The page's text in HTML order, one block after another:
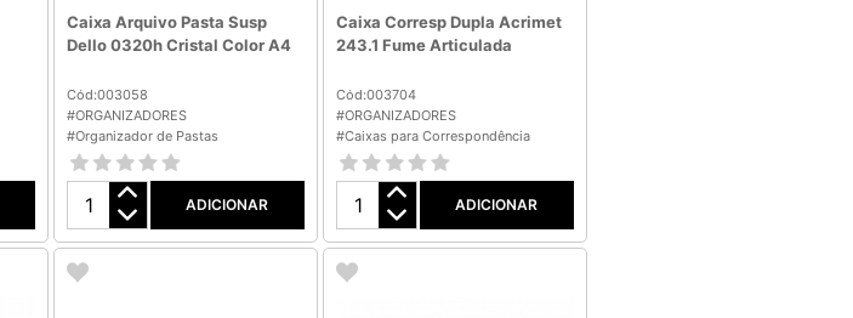
Caixa Arquivo Pasta Susp
Dello 0320h Cristal Color A4
Cód:003058
#ORGANIZADORES
#Organizador de Pastas
ADICIONAR
Caixa Corresp Dupla Acrimet
243.1 Fume Articulada
Cód:003704
#ORGANIZADORES
#Caixas para Correspondência
ADICIONAR